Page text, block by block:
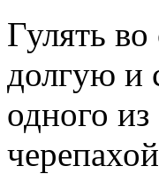
Гулять
долгую и
одного